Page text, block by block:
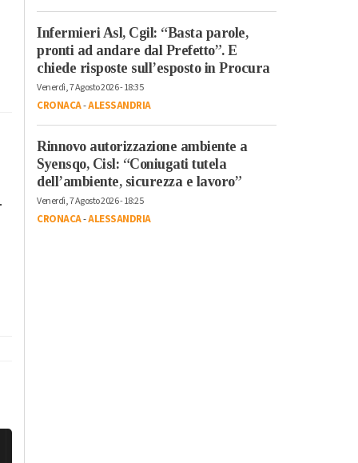
Infermieri Asl, Cgil: “Basta parole,
pronti ad andare dal Prefetto”. E
chiede risposte sull’esposto in Procura
Venerdì, 7 Agosto 2026 - 18:35
CRONACA-ALESSANDRIA
Rinnovo autorizzazione ambiente a
Syensqo, Cisl: “Coniugati tutela
dell’ambiente, sicurezza e lavoro”
Venerdì, 7 Agosto 2026 - 18:25
CRONACA-ALESSANDRIA